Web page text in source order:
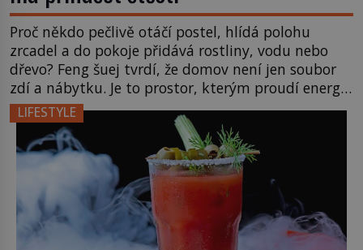
Proč někdo pečlivě otáčí postel, hlídá polohu
zrcadel a do pokoje přidává rostliny, vodu nebo
dřevo? Feng šuej tvrdí, že domov není jen soubor
zdí a nábytku. Je to prostor, kterým proudí energie
čchi a jeho uspořádání může ovlivňovat, jak se v
něm člověk cítí. Feng šuej má kořeny ve staré Číně
a jeho historie […]
LIFESTYLE